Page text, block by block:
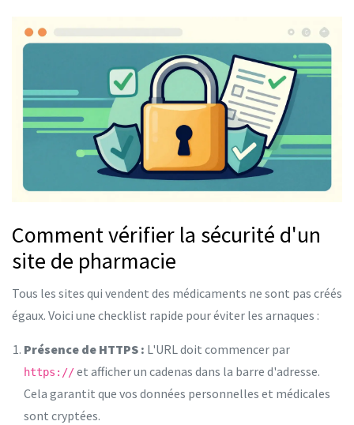
Comment vérifier la sécurité d'un
site de pharmacie
Tous les sites qui vendent des médicaments ne sont pas créés
égaux. Voici une checklist rapide pour éviter les arnaques :
Présence de HTTPS : L'URL doit commencer par
https://et afficher un cadenas dans la barre d'adresse.
Cela garantit que vos données personnelles et médicales
sont cryptées.